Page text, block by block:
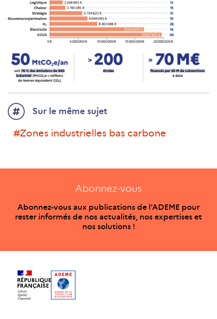
Sur le même sujet
#Zones industrielles bas carbone
Abonnez-vous
Abonnez-vous aux publications de l’ADEME pour
rester informés de nos actualités, nos expertises et
nos solutions !